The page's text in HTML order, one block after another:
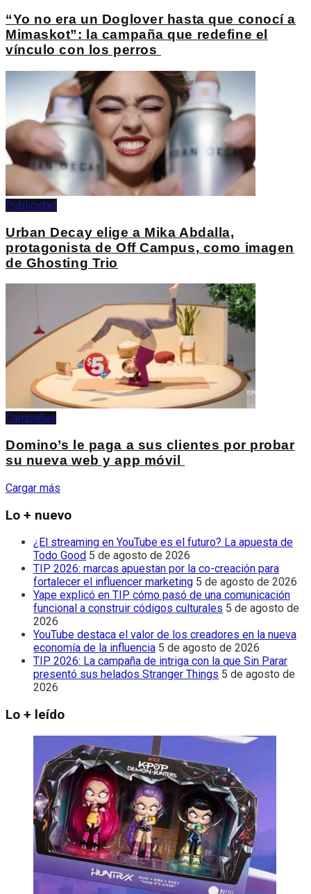
“Yo no era un Doglover hasta que conocí a
Mimaskot”: la campaña que redefine el
vínculo con los perros
Publicidad
Urban Decay elige a Mika Abdalla,
protagonista de Off Campus, como imagen
de Ghosting Trio
Campañas
Domino’s le paga a sus clientes por probar
su nueva web y app móvil
Cargar más
Lo + nuevo
¿El streaming en YouTube es el futuro? La apuesta de
Todo Good 5 de agosto de 2026
TIP 2026: marcas apuestan por la co-creación para
fortalecer el influencer marketing 5 de agosto de 2026
Yape explicó en TIP cómo pasó de una comunicación
funcional a construir códigos culturales 5 de agosto de
2026
YouTube destaca el valor de los creadores en la nueva
economía de la influencia 5 de agosto de 2026
TIP 2026: La campaña de intriga con la que Sin Parar
presentó sus helados Stranger Things 5 de agosto de
2026
Lo + leído